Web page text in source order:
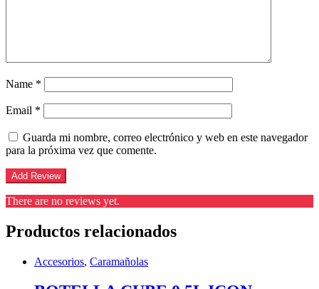
Name *
Email *
Guarda mi nombre, correo electrónico y web en este navegador
para la próxima vez que comente.
There are no reviews yet.
Productos relacionados
Accesorios, Caramañolas